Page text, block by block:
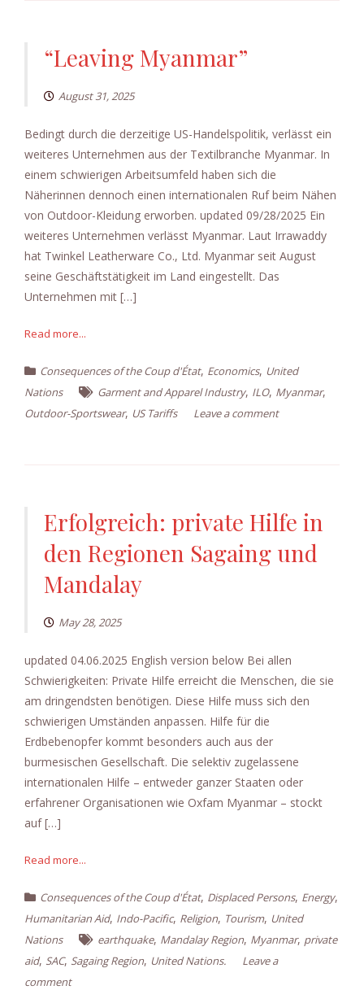
“Leaving Myanmar”
August 31, 2025
Bedingt durch die derzeitige US-Handelspolitik, verlässt ein
weiteres Unternehmen aus der Textilbranche Myanmar. In
einem schwierigen Arbeitsumfeld haben sich die
Näherinnen dennoch einen internationalen Ruf beim Nähen
von Outdoor-Kleidung erworben. updated 09/28/2025 Ein
weiteres Unternehmen verlässt Myanmar. Laut Irrawaddy
hat Twinkel Leatherware Co., Ltd. Myanmar seit August
seine Geschäftstätigkeit im Land eingestellt. Das
Unternehmen mit […]
Read more...
Consequences of the Coup d'État, Economics, United
Nations
Garment and Apparel Industry, ILO, Myanmar,
Outdoor-Sportswear, US Tariffs Leave a comment
Erfolgreich: private Hilfe in
den Regionen Sagaing und
Mandalay
May 28, 2025
updated 04.06.2025 English version below Bei allen
Schwierigkeiten: Private Hilfe erreicht die Menschen, die sie
am dringendsten benötigen. Diese Hilfe muss sich den
schwierigen Umständen anpassen. Hilfe für die
Erdbebenopfer kommt besonders auch aus der
burmesischen Gesellschaft. Die selektiv zugelassene
internationalen Hilfe – entweder ganzer Staaten oder
erfahrener Organisationen wie Oxfam Myanmar – stockt
auf […]
Read more...
Consequences of the Coup d'État, Displaced Persons, Energy,
Humanitarian Aid, Indo-Pacific, Religion, Tourism, United
Nations
earthquake, Mandalay Region, Myanmar, private
aid, SAC, Sagaing Region, United Nations.
Leave a
comment